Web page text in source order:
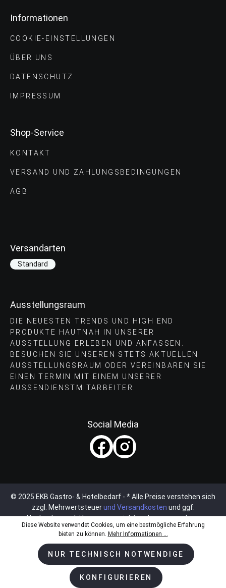
Informationen
COOKIE-EINSTELLUNGEN
ÜBER UNS
DATENSCHUTZ
IMPRESSUM
Shop-Service
KONTAKT
VERSAND UND ZAHLUNGS­BEDINGUNGEN
AGB
Versandarten
Standard
Ausstellungsraum
DIE NEUESTEN TRENDS UND HIGH END
PRODUKTE HAUTNAH IN UNSERER
AUSSTELLUNG ERLEBEN UND ANFASSEN.
BESUCHEN SIE UNSEREN STETS AKTUELLEN
AUSSTELLUNGSRAUM ODER VEREINBAREN SIE
EINEN TERMIN MIT EINEM UNSERER
AUSSENDIENSTMITARBEITER.
Social Media
© 2025 EKB Gastro- & Hotelbedarf - * Alle Preise verstehen sich
zzgl. Mehrwertsteuerund Versandkosten und ggf.
Nachnahmegebühren, wenn nicht anders angegeben.
Diese Website verwendet Cookies, um eine bestmögliche Erfahrung
bieten zu können. Mehr Informationen ...
NUR TECHNISCH NOTWENDIGE
KONFIGURIEREN